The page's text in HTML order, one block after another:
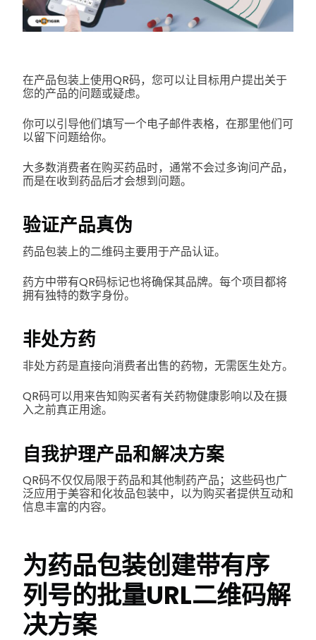
在产品包装上使用QR码，您可以让目标用户提出关于
您的产品的问题或疑虑。
你可以引导他们填写一个电子邮件表格，在那里他们可
以留下问题给你。
大多数消费者在购买药品时，通常不会过多询问产品，
而是在收到药品后才会想到问题。
验证产品真伪
药品包装上的二维码主要用于产品认证。
药方中带有QR码标记也将确保其品牌。每个项目都将
拥有独特的数字身份。
非处方药
非处方药是直接向消费者出售的药物，无需医生处方。
QR码可以用来告知购买者有关药物健康影响以及在摄
入之前真正用途。
自我护理产品和解决方案
QR码不仅仅局限于药品和其他制药产品；这些码也广
泛应用于美容和化妆品包装中，以为购买者提供互动和
信息丰富的内容。
为药品包装创建带有序
列号的批量URL二维码解
决方案